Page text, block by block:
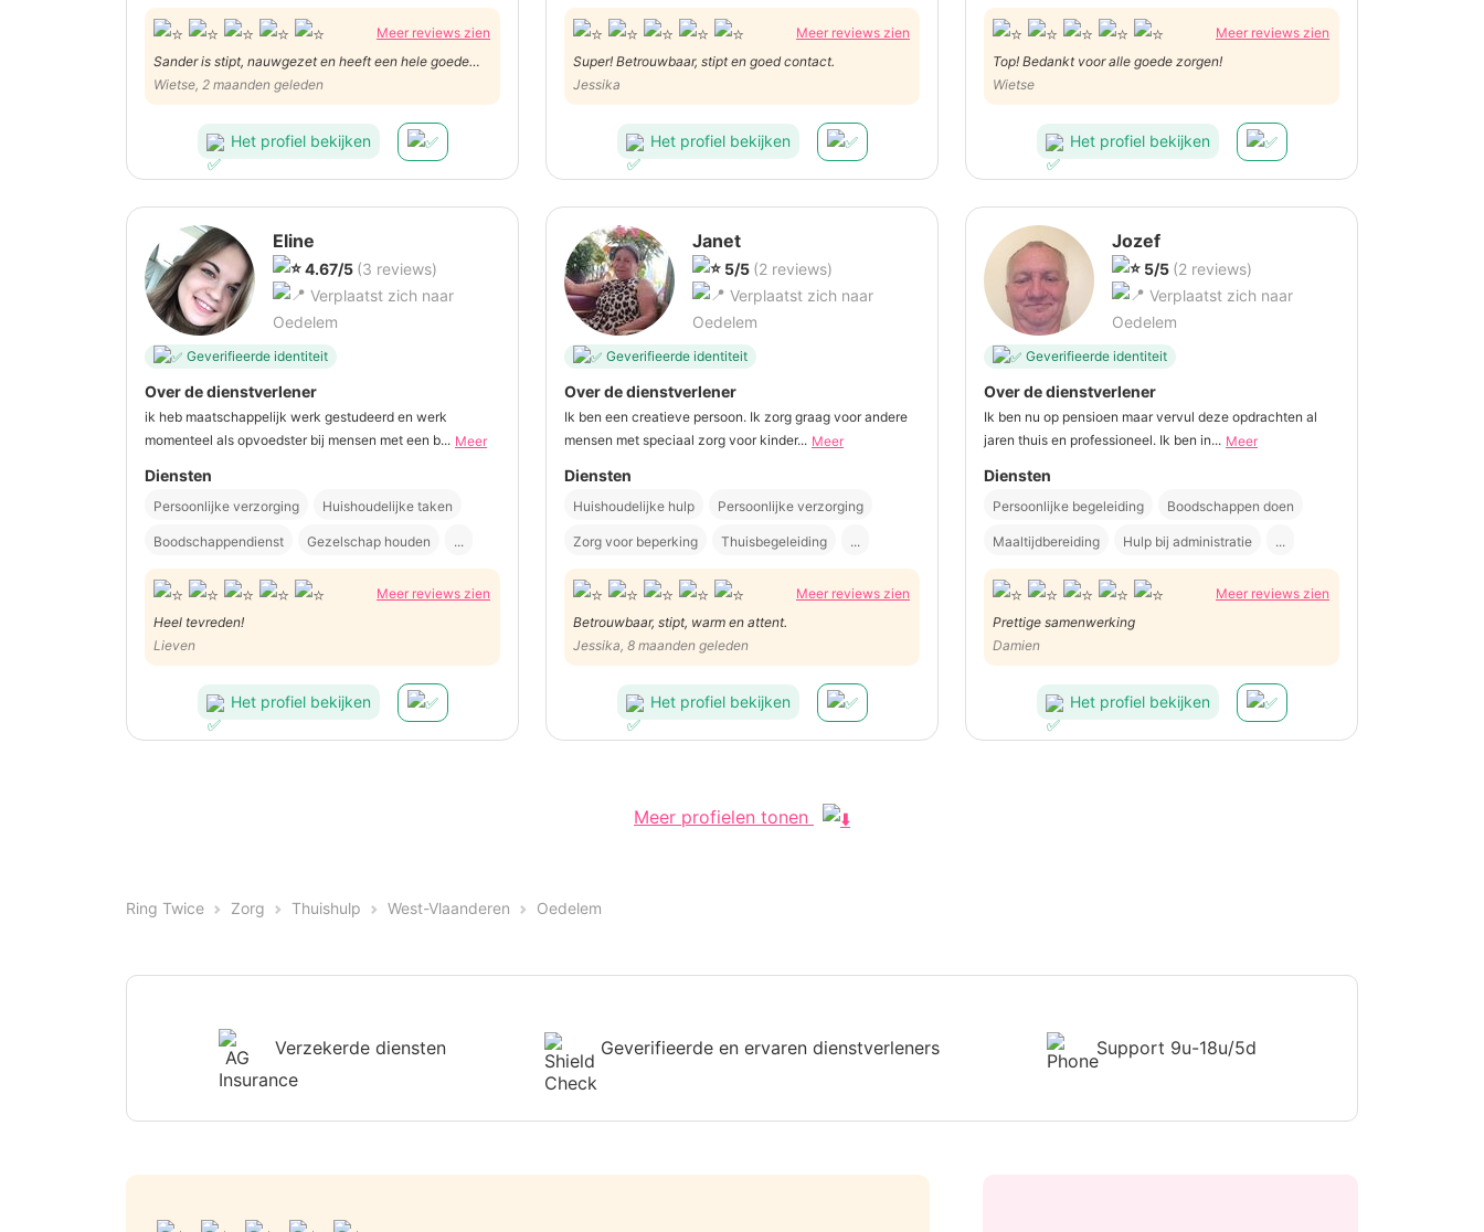
Meer reviews zien
Sander is stipt, nauwgezet en heeft een hele goede
omgang met Wietse. Heel betrouwbaar!
Wietse, 2 maanden geleden
Het profiel bekijken
Meer reviews zien
Super! Betrouwbaar, stipt en goed contact.
Jessika
Het profiel bekijken
Meer reviews zien
Top! Bedankt voor alle goede zorgen!
Wietse
Het profiel bekijken
Eline
4.67/5 (3 reviews)
Verplaatst zich naar
Oedelem
Geverifieerde identiteit
Over de dienstverlener
ik heb maatschappelijk werk gestudeerd en werk
momenteel als opvoedster bij mensen met een b... Meer
Diensten
Persoonlijke verzorging Huishoudelijke taken
Boodschappendienst Gezelschap houden ...
Meer reviews zien
Heel tevreden!
Lieven
Het profiel bekijken
Janet
5/5 (2 reviews)
Verplaatst zich naar
Oedelem
Geverifieerde identiteit
Over de dienstverlener
Ik ben een creatieve persoon. Ik zorg graag voor andere
mensen met speciaal zorg voor kinder... Meer
Diensten
Huishoudelijke hulp Persoonlijke verzorging
Zorg voor beperking Thuisbegeleiding ...
Meer reviews zien
Betrouwbaar, stipt, warm en attent.
Jessika, 8 maanden geleden
Het profiel bekijken
Jozef
5/5 (2 reviews)
Verplaatst zich naar
Oedelem
Geverifieerde identiteit
Over de dienstverlener
Ik ben nu op pensioen maar vervul deze opdrachten al
jaren thuis en professioneel. Ik ben in... Meer
Diensten
Persoonlijke begeleiding Boodschappen doen
Maaltijdbereiding Hulp bij administratie ...
Meer reviews zien
Prettige samenwerking
Damien
Het profiel bekijken
Meer profielen tonen
Ring Twice Zorg Thuishulp West-Vlaanderen Oedelem
Verzekerde diensten Geverifieerde en ervaren dienstverleners Support 9u-18u/5d